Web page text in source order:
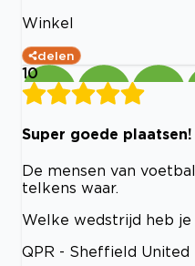
Winkel
delen
10
Super goede plaatsen!
De mensen van
telkens waar.
Welke wedstrijd heb je
QPR - Sheffield United